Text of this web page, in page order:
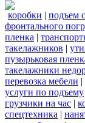
коробки | подъем
фронтального
пленка |
такелажников |
пузырьковая
такелажники
перевозка мебели |
услуги по подъему
грузчики на час |
спецтехника |